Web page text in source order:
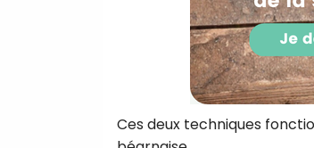
Ces deux techniques